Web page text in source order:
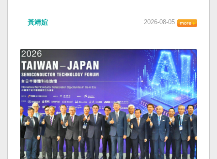
黃靖媗 2026-08-05